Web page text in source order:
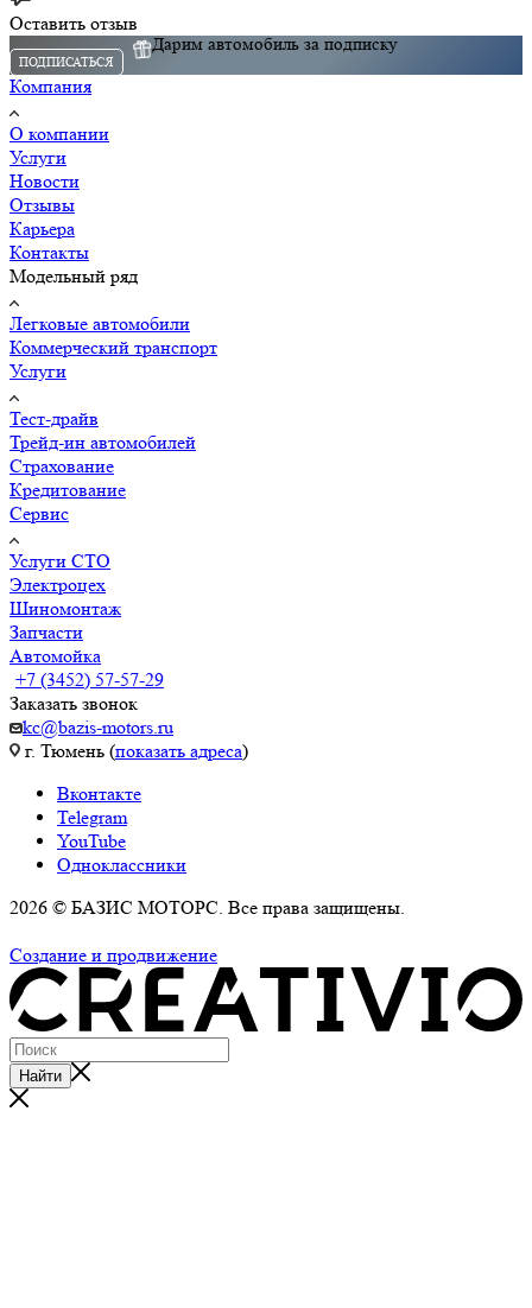
Оставить отзыв
Дарим автомобиль за подписку
ПОДПИСАТЬСЯ
Компания
О компании
Услуги
Новости
Отзывы
Карьера
Контакты
Модельный ряд
Легковые автомобили
Коммерческий транспорт
Услуги
Тест-драйв
Трейд-ин автомобилей
Страхование
Кредитование
Сервис
Услуги СТО
Электроцех
Шиномонтаж
Запчасти
Автомойка
+7 (3452) 57-57-29
Заказать звонок
kc@bazis-motors.ru
г. Тюмень (показать адреса)
Вконтакте
Telegram
YouTube
Одноклассники
2026 © БАЗИС МОТОРС. Все права защищены.
Создание и продвижение
Найти